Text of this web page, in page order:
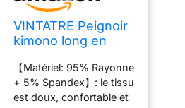
VINTATRE Peignoir
kimono long en
avec col en V pour
femme, B03
Bordeaux, L
【Matériel: 95% Rayonne
+ 5% Spandex】: le tissu
est doux, confortable et